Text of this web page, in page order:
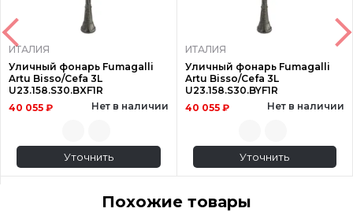
ИТАЛИЯ
Уличный фонарь Fumagalli
Artu Bisso/Cefa 3L
U23.158.S30.BXF1R
40 055 ₽
Нет в наличии
Уточнить
ИТАЛИЯ
Уличный фонарь Fumagalli
Artu Bisso/Cefa 3L
U23.158.S30.BYF1R
40 055 ₽
Нет в наличии
Уточнить
Похожие товары